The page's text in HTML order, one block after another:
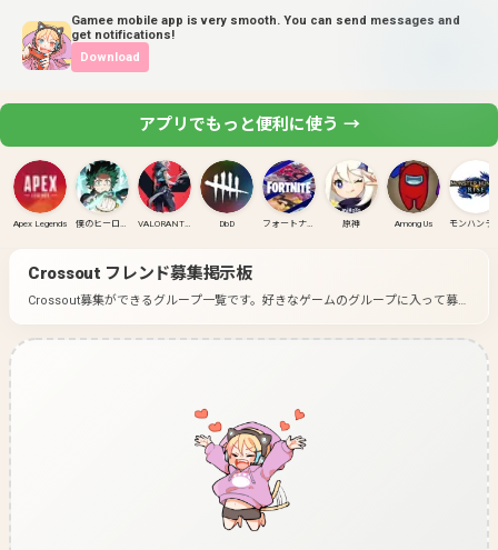
Gamee mobile app is very smooth. You can send messages and
get notifications!
Download
アプリでもっと便利に使う →
Apex Legends 僕のヒーローアカデミア ULTRA RUMBLE VALORANT(PC) DbD フォートナイト 原神 Among Us
Crossout フレンド募集掲示板
Crossout募集ができるグループ一覧です。 好きなゲームのグループに入って募集